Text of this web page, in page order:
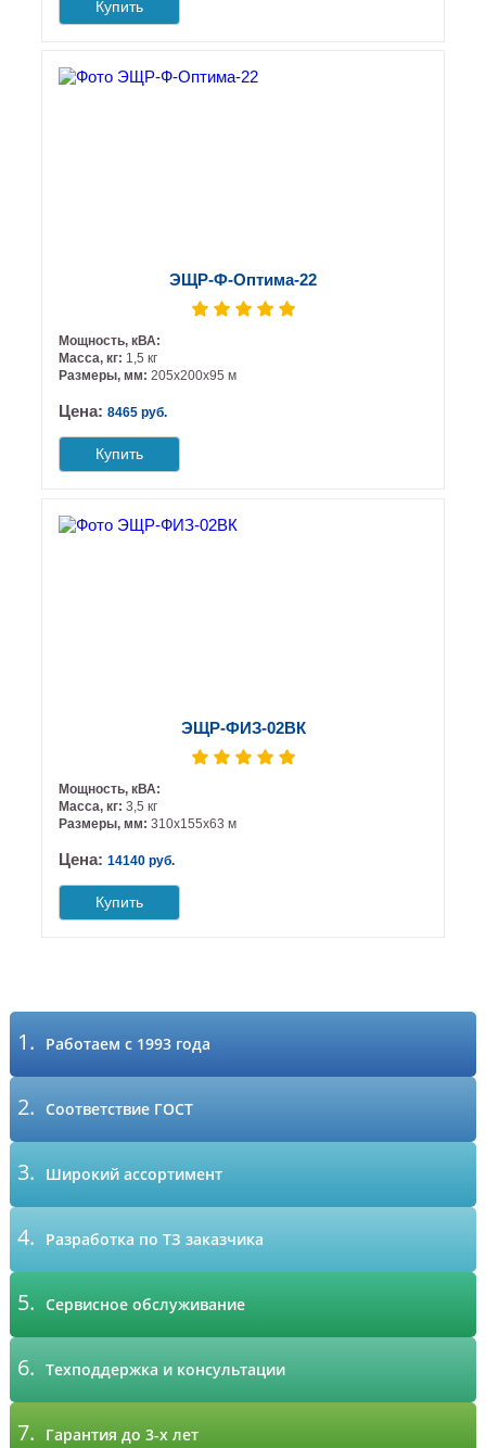
Купить
ЭЩР-Ф-Оптима-22
Мощность, кВА:
Масса, кг: 1,5 кг
Размеры, мм: 205х200х95 м
Цена: 8465 руб.
Купить
ЭЩР-ФИЗ-02ВК
Мощность, кВА:
Масса, кг: 3,5 кг
Размеры, мм: 310х155х63 м
Цена: 14140 руб.
Купить
1. Работаем с 1993 года
2. Соответствие ГОСТ
3. Широкий ассортимент
4. Разработка по ТЗ заказчика
5. Сервисное обслуживание
6. Техподдержка и консультации
7. Гарантия до 3-х лет